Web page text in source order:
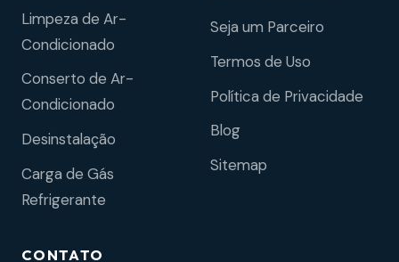
Limpeza de Ar-
Condicionado
Conserto de Ar-
Condicionado
Desinstalação
Carga de Gás
Refrigerante
Seja um Parceiro
Termos de Uso
Política de Privacidade
Blog
Sitemap
CONTATO